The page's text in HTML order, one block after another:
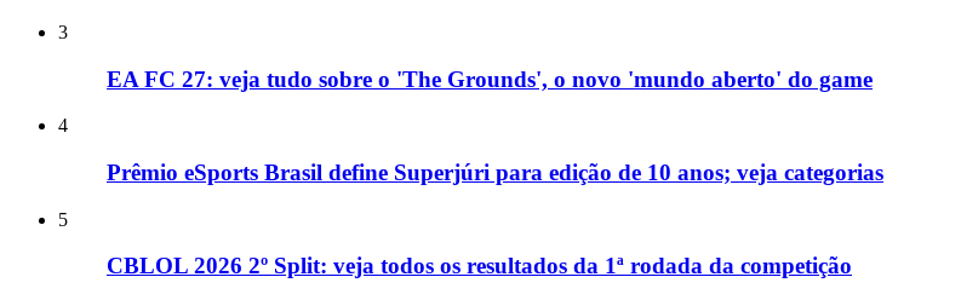
3
EA FC 27: veja tudo sobre o 'The Grounds', o novo 'mundo aberto' do game
4
Prêmio eSports Brasil define Superjúri para edição de 10 anos; veja categorias
5
CBLOL 2026 2º Split: veja todos os resultados da 1ª rodada da competição